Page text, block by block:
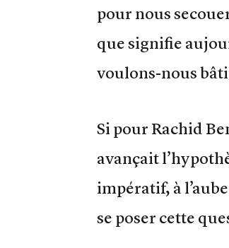
pour nous
que signifie
voulons-nous
Si pour Rachid
avançait
impératif, à
se poser cette